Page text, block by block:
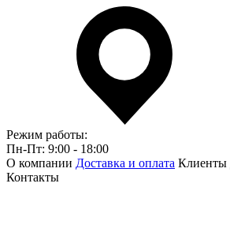
Режим работы:
Пн-Пт: 9:00 - 18:00
О компании Доставка и оплата Клиенты
Контакты